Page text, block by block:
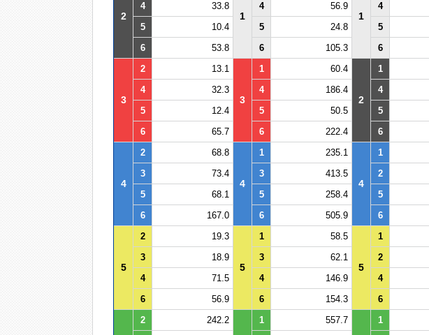
2 1 1
4
33.8 4 56.9 4
5
10.4 5 24.8 5
6
53.8 6 105.3 6
3
2 13.1
3
1 60.4
2
1
4
32.3 4 186.4 4
5
12.4 5 50.5 5
6
65.7 6 222.4 6
4
2 68.8
4
1 235.1
4
1
3
73.4 3 413.5 2
5
68.1 5 258.4 5
6
167.0 6 505.9 6
5
2 19.3
5
1 58.5
5
1
3
18.9 3 62.1 2
4
71.5 4 146.9 4
6
56.9 6 154.3 6
2 242.2 1 557.7 1